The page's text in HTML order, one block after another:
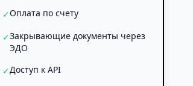
✓Оплата по счету
✓Закрывающие документы через
ЭДО
✓Доступ к API